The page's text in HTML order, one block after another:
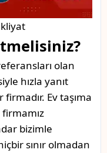
olan
hızla yanıt
Ev taşıma
firmamız
bizimle
sınır olmadan